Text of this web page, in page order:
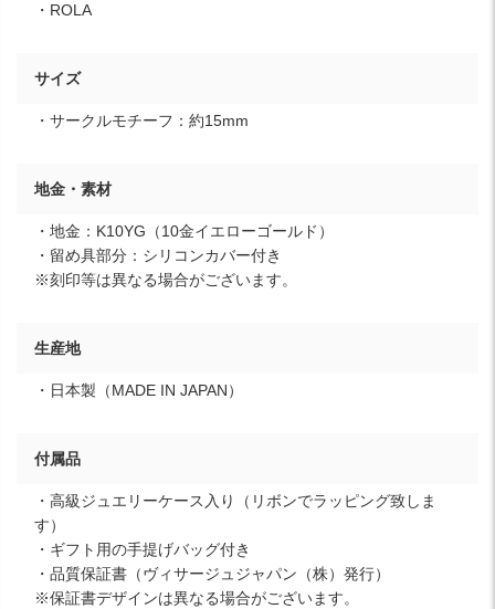
・ROLA
サイズ
・サークルモチーフ：約15mm
地金・素材
・地金：K10YG（10金イエローゴールド）
・留め具部分：シリコンカバー付き
※刻印等は異なる場合がございます。
生産地
・日本製（MADE IN JAPAN）
付属品
・高級ジュエリーケース入り（リボンでラッピング致しま
す）
・ギフト用の手提げバッグ付き
・品質保証書（ヴィサージュジャパン（株）発行）
※保証書デザインは異なる場合がございます。